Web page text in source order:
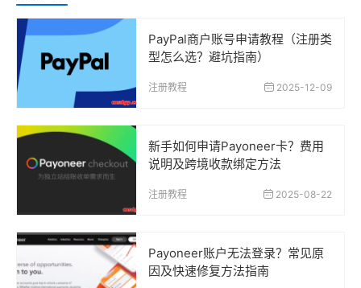
PayPal商户账号申请教程（注册类
型怎么选？避坑指南）
注册教程 2025-12-09
新手如何申请Payoneer卡？费用
说明及跨境收款绑定方法
注册教程 2025-08-22
Payoneer账户无法登录？常见原
因及快速修复方法指南